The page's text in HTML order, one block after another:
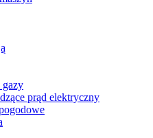
gazy
prąd elektryczny